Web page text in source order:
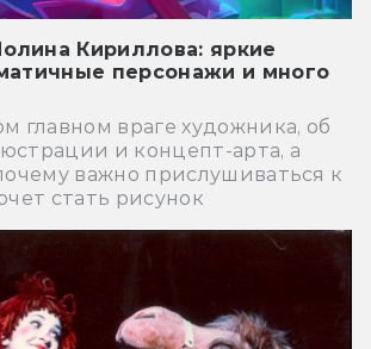
Кириллова: яркие
персонажи и много
главном враге художника, об
и концепт-арта, а
важно прислушиваться к
стать рисунок